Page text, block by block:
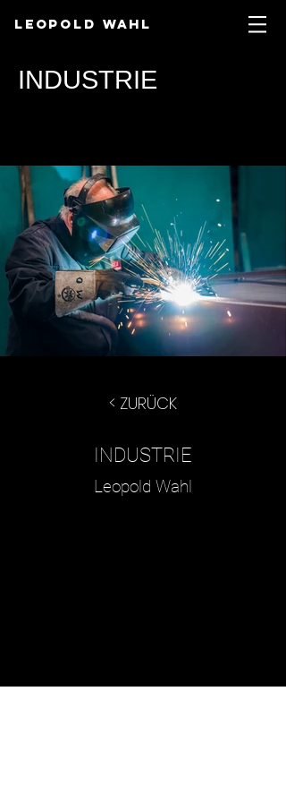
Leopold Wahl
INDUSTRIE
< ZURÜCK
INDUSTRIE
Leopold Wahl